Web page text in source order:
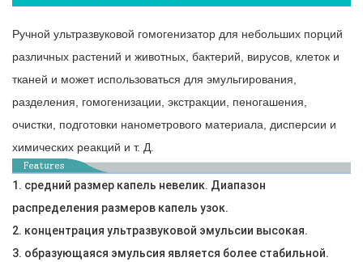
Ручной ультразвуковой гомогенизатор для небольших порций
различных растений и животных, бактерий, вирусов, клеток и
тканей и может использоваться для эмульгирования,
разделения, гомогенизации, экстракции, пеногашения,
очистки, подготовки нанометрового материала, дисперсии и
химических реакций и т. Д.
1. средний размер капель невелик. Диапазон
распределения размеров капель узок.
2. концентрация ультразвуковой эмульсии высокая.
3. образующаяся эмульсия является более стабильной.